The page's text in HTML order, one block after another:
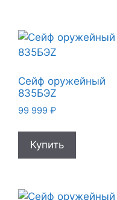
Сейф оружейный
835БЭZ
99 999 ₽
Купить